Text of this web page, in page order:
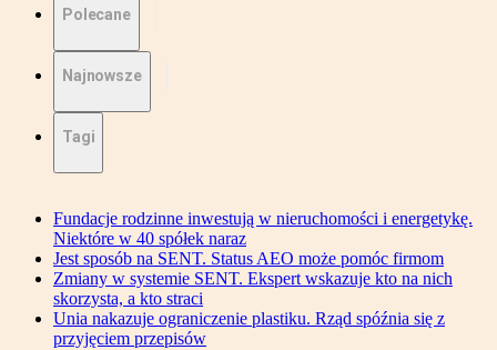
Polecane
Najnowsze
Tagi
Fundacje rodzinne inwestują w nieruchomości i energetykę.
Niektóre w 40 spółek naraz
Jest sposób na SENT. Status AEO może pomóc firmom
Zmiany w systemie SENT. Ekspert wskazuje kto na nich
skorzysta, a kto straci
Unia nakazuje ograniczenie plastiku. Rząd spóźnia się z
przyjęciem przepisów